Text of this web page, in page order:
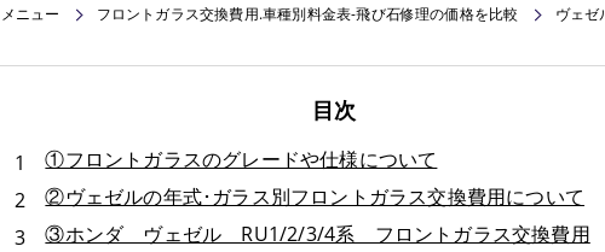
メニュー フロントガラス交換費用.車種別料金表-飛び石修理の価格を比較 ヴェゼ
目次
①フロントガラスのグレードや仕様について
②ヴェゼルの年式･ガラス別フロントガラス交換費用について
③ホンダ ヴェゼル RU1/2/3/4系 フロントガラス交換費用